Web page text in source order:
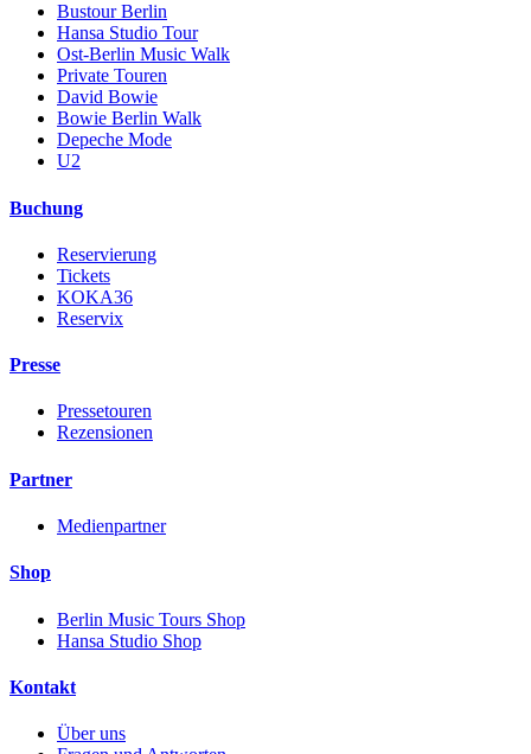
Bustour Berlin
Hansa Studio Tour
Ost-Berlin Music Walk
Private Touren
David Bowie
Bowie Berlin Walk
Depeche Mode
U2
Buchung
Reservierung
Tickets
KOKA36
Reservix
Presse
Pressetouren
Rezensionen
Partner
Medienpartner
Shop
Berlin Music Tours Shop
Hansa Studio Shop
Kontakt
Über uns